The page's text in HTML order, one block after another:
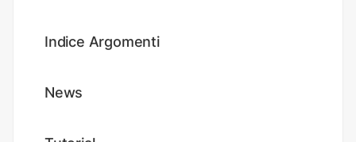
Indice Argomenti
News